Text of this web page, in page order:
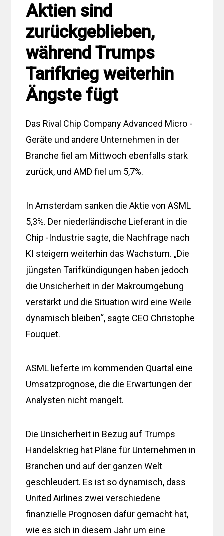
Aktien sind
zurückgeblieben,
während Trumps
Tarifkrieg weiterhin
Ängste fügt
Das Rival Chip Company Advanced Micro -
Geräte und andere Unternehmen in der
Branche fiel am Mittwoch ebenfalls stark
zurück, und AMD fiel um 5,7%.
In Amsterdam sanken die Aktie von ASML
5,3%. Der niederländische Lieferant in die
Chip -Industrie sagte, die Nachfrage nach
KI steigern weiterhin das Wachstum. „Die
jüngsten Tarifkündigungen haben jedoch
die Unsicherheit in der Makroumgebung
verstärkt und die Situation wird eine Weile
dynamisch bleiben“, sagte CEO Christophe
Fouquet.
ASML lieferte im kommenden Quartal eine
Umsatzprognose, die die Erwartungen der
Analysten nicht mangelt.
Die Unsicherheit in Bezug auf Trumps
Handelskrieg hat Pläne für Unternehmen in
Branchen und auf der ganzen Welt
geschleudert. Es ist so dynamisch, dass
United Airlines zwei verschiedene
finanzielle Prognosen dafür gemacht hat,
wie es sich in diesem Jahr um eine